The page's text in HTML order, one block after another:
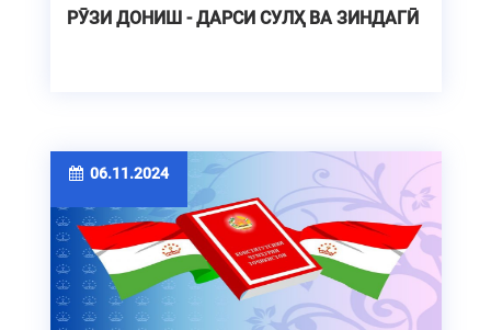
РӮЗИ ДОНИШ - ДАРСИ СУЛҲ ВА ЗИНДАГӢ
06.11.2024